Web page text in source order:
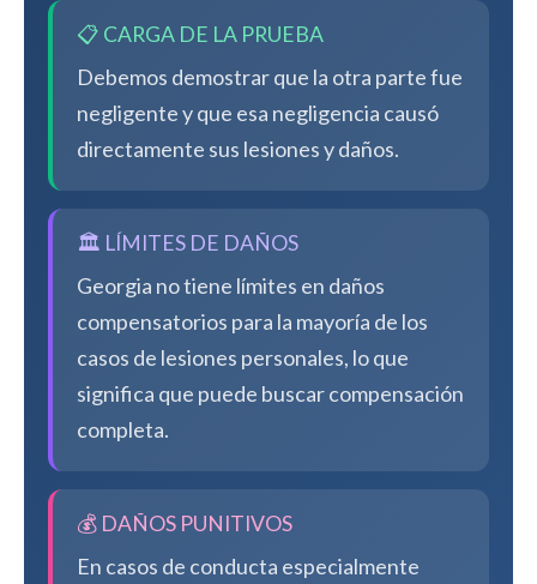
📋 CARGA DE LA PRUEBA
Debemos demostrar que la otra parte fue
negligente y que esa negligencia causó
directamente sus lesiones y daños.
🏛️ LÍMITES DE DAÑOS
Georgia no tiene límites en daños
compensatorios para la mayoría de los
casos de lesiones personales, lo que
significa que puede buscar compensación
completa.
💰 DAÑOS PUNITIVOS
En casos de conducta especialmente